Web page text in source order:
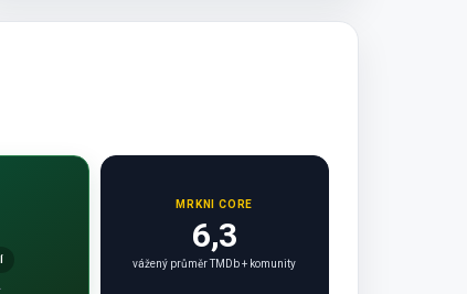
MRKNI CORE
6,3
vážený průměr TMDb + komunity